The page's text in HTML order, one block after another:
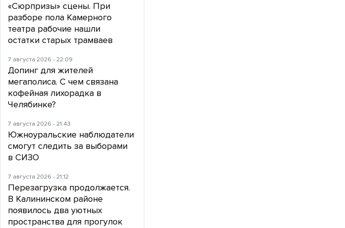
«Сюрпризы» сцены. При
разборе пола Камерного
театра рабочие нашли
остатки старых трамваев
7 августа 2026 - 22:09
Допинг для жителей
мегаполиса. С чем связана
кофейная лихорадка в
Челябинке?
7 августа 2026 - 21:43
Южноуральские наблюдатели
смогут следить за выборами
в СИЗО
7 августа 2026 - 21:12
Перезагрузка продолжается.
В Калининском районе
появилось два уютных
пространства для прогулок